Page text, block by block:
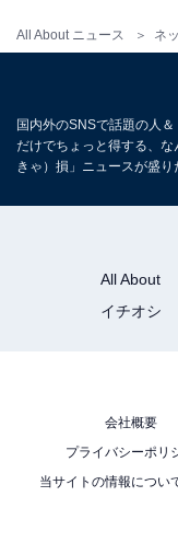
All About ニュース ネ
国内外のSNSで話題の人
だけでちょっと得する、
きゃ）損」ニュースが盛り
All About
イチオシ
会社概要
プライバシーポリ
当サイトの情報につい